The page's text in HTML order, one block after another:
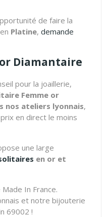
de faire la
Platine, demande
Diamantaire
pour la joaillerie,
Femme or
nos ateliers lyonnais,
en direct le moins
une large
en or et
In France.
et notre bijouterie
69002 !